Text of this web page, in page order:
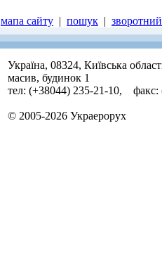
мапа сайту | пошук |
Україна, 08324, Київська
масив, будинок 1
тел: (+38044) 235-21-10, факс:
© 2005-2026 Украерорух